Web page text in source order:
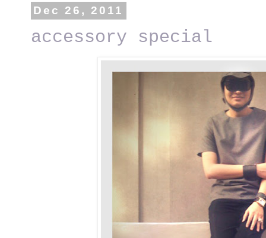
Dec 26, 2011
accessory special